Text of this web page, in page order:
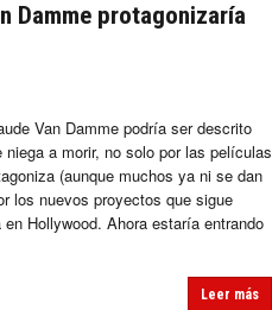
Damme protagonizaría
Van Damme podría ser descrito
a morir, no solo por las películas
(aunque muchos ya ni se dan
los nuevos proyectos que sigue
Hollywood. Ahora estaría entrando
Leer más